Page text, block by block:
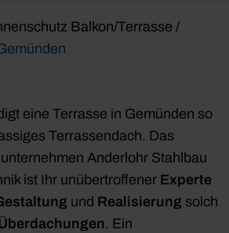
Balkon/Terrasse /
eine Terrasse in Gemünden so
Terrassendach. Das
Anderlohr Stahlbau
ist Ihr unübertroffener Experte
und Realisierung solch
. Ein